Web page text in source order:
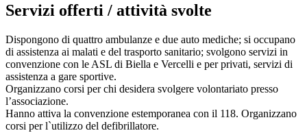
Servizi offerti / attività svolte
Dispongono di quattro ambulanze e due auto mediche; si occupano
di assistenza ai malati e del trasporto sanitario; svolgono servizi in
convenzione con le ASL di Biella e Vercelli e per privati, servizi di
assistenza a gare sportive.
Organizzano corsi per chi desidera svolgere volontariato presso
l’associazione.
Hanno attiva la convenzione estemporanea con il 118. Organizzano
corsi per l`utilizzo del defibrillatore.